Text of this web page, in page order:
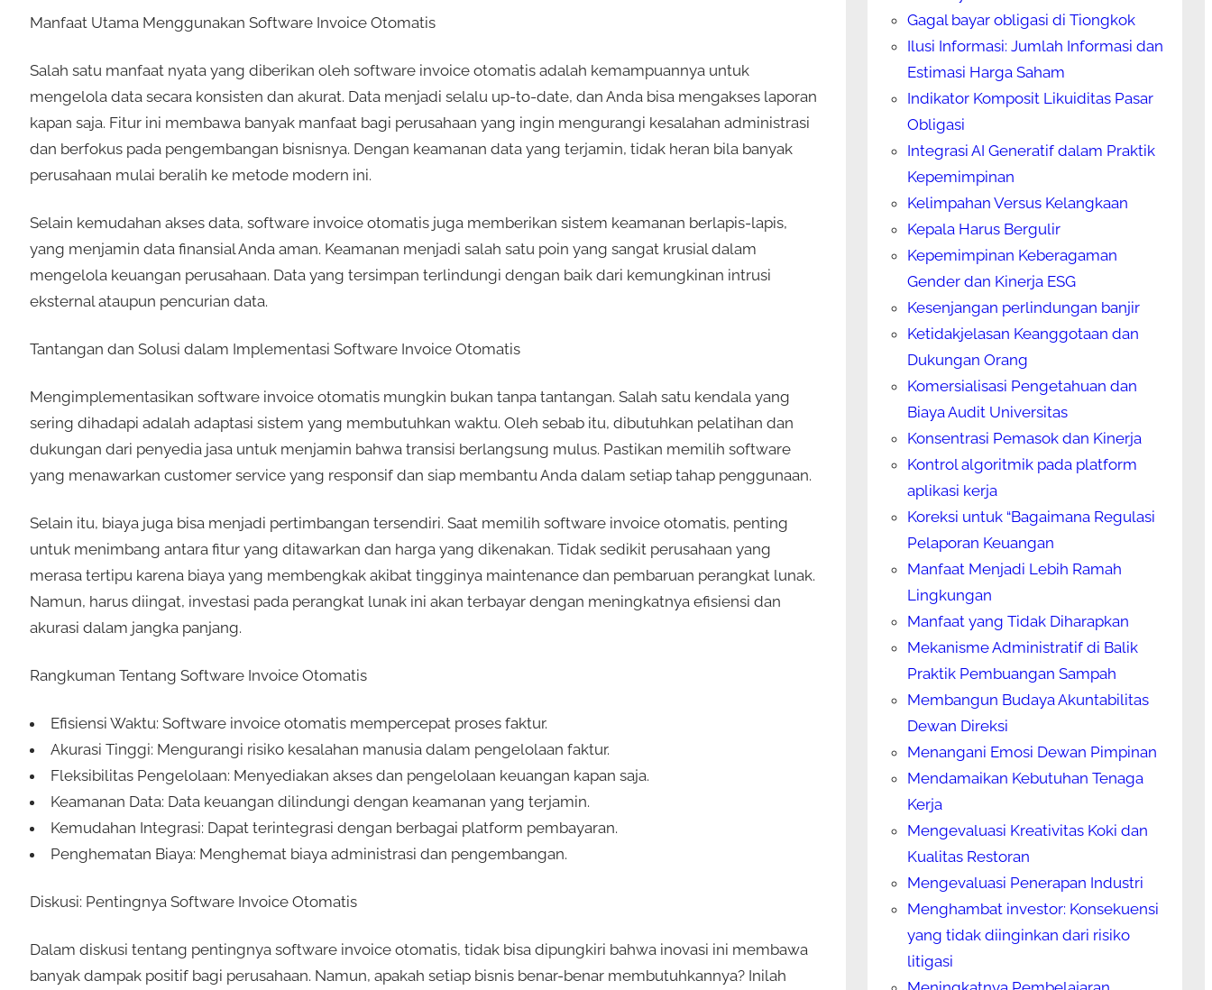
Manfaat Utama Menggunakan Software Invoice Otomatis
Salah satu manfaat nyata yang diberikan oleh software invoice otomatis adalah kemampuannya untuk
mengelola data secara konsisten dan akurat. Data menjadi selalu up-to-date, dan Anda bisa mengakses laporan
kapan saja. Fitur ini membawa banyak manfaat bagi perusahaan yang ingin mengurangi kesalahan administrasi
dan berfokus pada pengembangan bisnisnya. Dengan keamanan data yang terjamin, tidak heran bila banyak
perusahaan mulai beralih ke metode modern ini.
Selain kemudahan akses data, software invoice otomatis juga memberikan sistem keamanan berlapis-lapis,
yang menjamin data finansial Anda aman. Keamanan menjadi salah satu poin yang sangat krusial dalam
mengelola keuangan perusahaan. Data yang tersimpan terlindungi dengan baik dari kemungkinan intrusi
eksternal ataupun pencurian data.
Tantangan dan Solusi dalam Implementasi Software Invoice Otomatis
Mengimplementasikan software invoice otomatis mungkin bukan tanpa tantangan. Salah satu kendala yang
sering dihadapi adalah adaptasi sistem yang membutuhkan waktu. Oleh sebab itu, dibutuhkan pelatihan dan
dukungan dari penyedia jasa untuk menjamin bahwa transisi berlangsung mulus. Pastikan memilih software
yang menawarkan customer service yang responsif dan siap membantu Anda dalam setiap tahap penggunaan.
Selain itu, biaya juga bisa menjadi pertimbangan tersendiri. Saat memilih software invoice otomatis, penting
untuk menimbang antara fitur yang ditawarkan dan harga yang dikenakan. Tidak sedikit perusahaan yang
merasa tertipu karena biaya yang membengkak akibat tingginya maintenance dan pembaruan perangkat lunak.
Namun, harus diingat, investasi pada perangkat lunak ini akan terbayar dengan meningkatnya efisiensi dan
akurasi dalam jangka panjang.
Rangkuman Tentang Software Invoice Otomatis
Efisiensi Waktu: Software invoice otomatis mempercepat proses faktur.
Akurasi Tinggi: Mengurangi risiko kesalahan manusia dalam pengelolaan faktur.
Fleksibilitas Pengelolaan: Menyediakan akses dan pengelolaan keuangan kapan saja.
Keamanan Data: Data keuangan dilindungi dengan keamanan yang terjamin.
Kemudahan Integrasi: Dapat terintegrasi dengan berbagai platform pembayaran.
Penghematan Biaya: Menghemat biaya administrasi dan pengembangan.
Diskusi: Pentingnya Software Invoice Otomatis
Dalam diskusi tentang pentingnya software invoice otomatis, tidak bisa dipungkiri bahwa inovasi ini membawa
banyak dampak positif bagi perusahaan. Namun, apakah setiap bisnis benar-benar membutuhkannya? Inilah
Gagal bayar obligasi di Tiongkok
Ilusi Informasi: Jumlah Informasi dan
Estimasi Harga Saham
Indikator Komposit Likuiditas Pasar
Obligasi
Integrasi AI Generatif dalam Praktik
Kepemimpinan
Kelimpahan Versus Kelangkaan
Kepala Harus Bergulir
Kepemimpinan Keberagaman
Gender dan Kinerja ESG
Kesenjangan perlindungan banjir
Ketidakjelasan Keanggotaan dan
Dukungan Orang
Komersialisasi Pengetahuan dan
Biaya Audit Universitas
Konsentrasi Pemasok dan Kinerja
Kontrol algoritmik pada platform
aplikasi kerja
Koreksi untuk “Bagaimana Regulasi
Pelaporan Keuangan
Manfaat Menjadi Lebih Ramah
Lingkungan
Manfaat yang Tidak Diharapkan
Mekanisme Administratif di Balik
Praktik Pembuangan Sampah
Membangun Budaya Akuntabilitas
Dewan Direksi
Menangani Emosi Dewan Pimpinan
Mendamaikan Kebutuhan Tenaga
Kerja
Mengevaluasi Kreativitas Koki dan
Kualitas Restoran
Mengevaluasi Penerapan Industri
Menghambat investor: Konsekuensi
yang tidak diinginkan dari risiko
litigasi